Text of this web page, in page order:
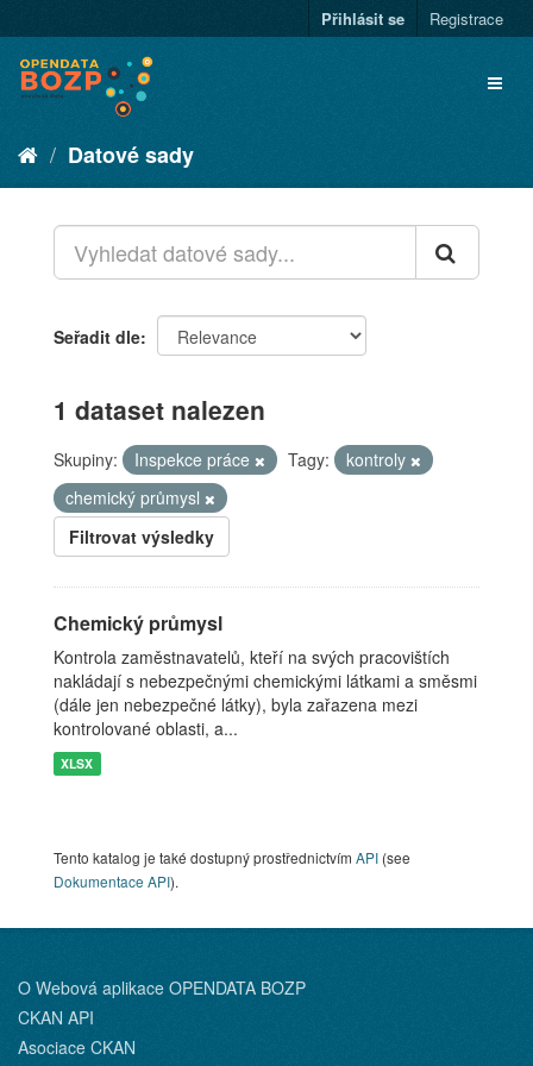
Přihlásit se Registrace
Datové sady
Seřadit dle
1 dataset nalezen
Skupiny: Inspekce práce Tagy:
kontroly
chemický průmysl
Filtrovat výsledky
Chemický průmysl
Kontrola zaměstnavatelů, kteří na svých pracovištích
nakládají s nebezpečnými chemickými látkami a směsmi
(dále jen nebezpečné látky), byla zařazena mezi
kontrolované oblasti, a...
XLSX
Tento katalog je také dostupný prostřednictvím API (see
Dokumentace API).
O Webová aplikace OPENDATA BOZP
CKAN API
Asociace CKAN